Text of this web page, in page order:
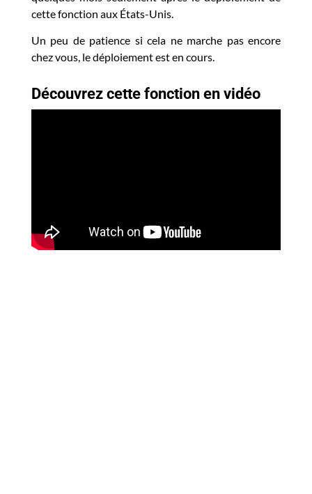
cette fonction aux États-Unis.
Un peu de patience si cela ne marche pas encore
chez vous, le déploiement est en cours.
Découvrez cette fonction en vidéo